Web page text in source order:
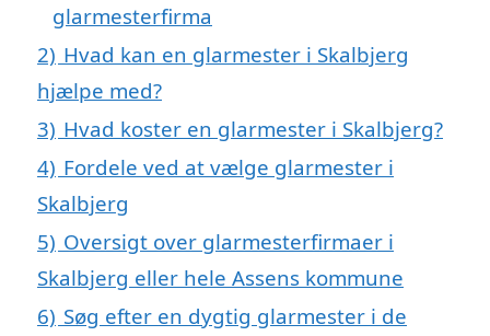
glarmesterfirma
2) Hvad kan en glarmester i Skalbjerg
hjælpe med?
3) Hvad koster en glarmester i Skalbjerg?
4) Fordele ved at vælge glarmester i
Skalbjerg
5) Oversigt over glarmesterfirmaer i
Skalbjerg eller hele Assens kommune
6) Søg efter en dygtig glarmester i de